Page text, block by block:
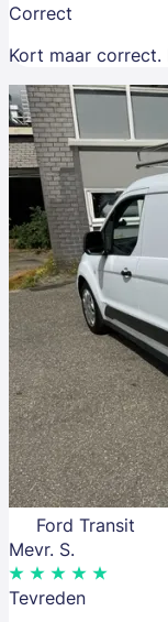
Correct
Kort maar
Ford Transit
Mevr. S.
Tevreden